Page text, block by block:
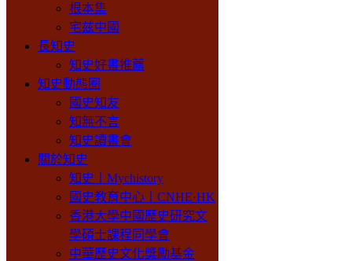
根本集
宅兹中國
長知史
知史好書推薦
知史動態圈
國史知友
知無不言
知史讀書會
關於知史
知史丨Mychistory
國史教育中心丨CNHE·HK
香港大學中國歷史研究文
學碩士課程同學會
中華歷史文化獎勵基金